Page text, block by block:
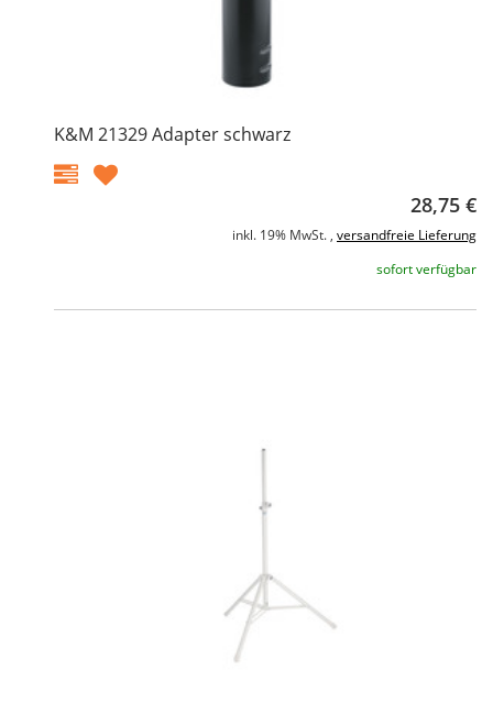
K&M 21329 Adapter schwarz
28,75 €
inkl. 19% MwSt. , versandfreie Lieferung
sofort verfügbar